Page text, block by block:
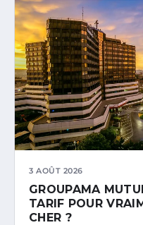
3 AOÛT 2026
GROUPAMA
TARIF POUR
CHER ?